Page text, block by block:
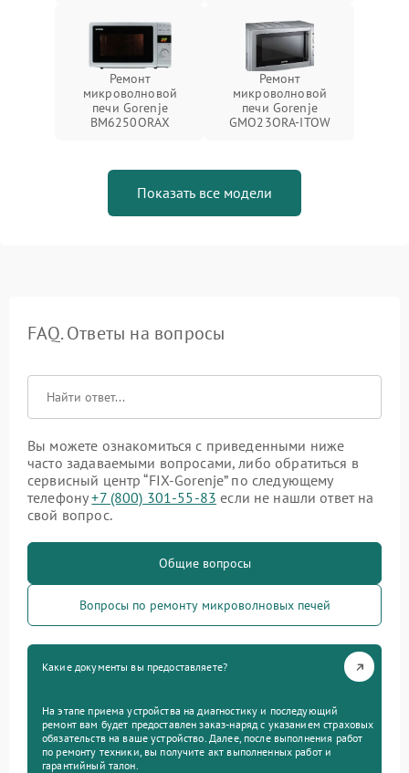
Ремонт
микроволновой
печи Gorenje
BM6250ORAX
Ремонт
микроволновой
печи Gorenje
GMO23ORA-ITOW
Показать все модели
FAQ. Ответы на вопросы
Вы можете ознакомиться с приведенными ниже
часто задаваемыми вопросами, либо обратиться в
сервисный центр “FIX-Gorenje” по следующему
телефону+7 (800) 301-55-83 если не нашли ответ на
свой вопрос.
Общие вопросы
Вопросы по ремонту микроволновых печей
Какие документы вы предоставляете?
На этапе приема устройства на диагностику и последующий
ремонт вам будет предоставлен заказ-наряд с указанием страховых
обязательств на ваше устройство. Далее, после выполнения работ
по ремонту техники, вы получите акт выполненных работ и
гарантийный талон.